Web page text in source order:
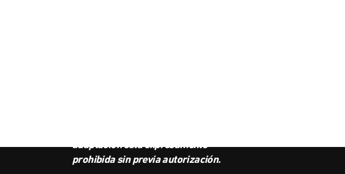
adaptación está expresamente
prohibida sin previa autorización.